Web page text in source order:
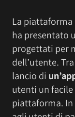
La piattaforma
ha presentato
progettati per
dell’utente.
lancio di
utenti un facile
piattaforma. In